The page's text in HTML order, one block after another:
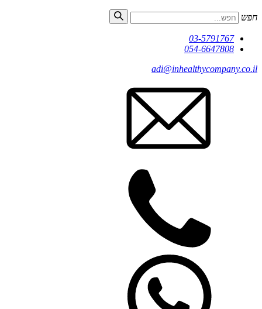
חפש
03-5791767
054-6647808
adi@inhealthycompany.co.il